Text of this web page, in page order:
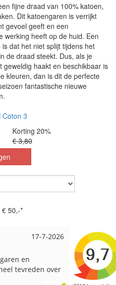
fijne draad van 100% katoen,
Dit katoengaren is verrijkt
gevoel geeft en een
werking heeft op de huid. Een
dat het niet splijt tijdens het
de draad steekt. Dus, als je
haakt en beschikbaar is
kleuren, dan is dit de perfecte
fantastische nieuwe
Coton 3
Korting 20%
€ 3,80
50,-*
17-7-2026
en
tevreden over
Loes uit
Snelle